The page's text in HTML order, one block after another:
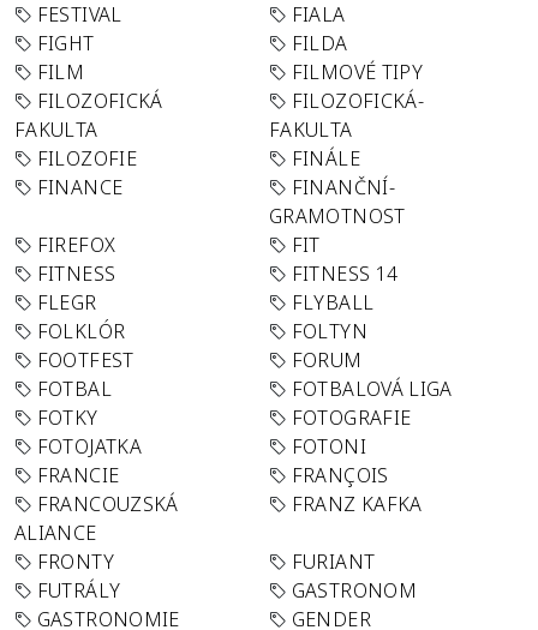
FESTIVAL
FIALA
FIGHT
FILDA
FILM
FILMOVÉ TIPY
FILOZOFICKÁ
FAKULTA
FILOZOFICKÁ-
FAKULTA
FILOZOFIE
FINÁLE
FINANCE
FINANČNÍ-
GRAMOTNOST
FIREFOX
FIT
FITNESS
FITNESS 14
FLEGR
FLYBALL
FOLKLÓR
FOLTYN
FOOTFEST
FORUM
FOTBAL
FOTBALOVÁ LIGA
FOTKY
FOTOGRAFIE
FOTOJATKA
FOTONI
FRANCIE
FRANÇOIS
FRANCOUZSKÁ
ALIANCE
FRANZ KAFKA
FRONTY
FURIANT
FUTRÁLY
GASTRONOM
GASTRONOMIE
GENDER